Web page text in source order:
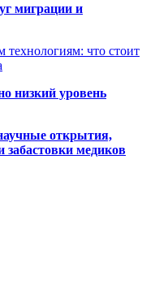
миграции и
что стоит
низкий уровень
открытия,
забастовки медиков